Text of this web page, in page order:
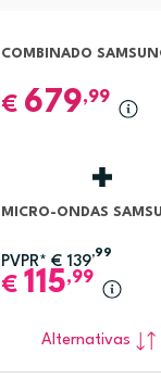
COMBINADO
€ 679,99
MICRO-ONDAS
PVPR* € 139
,99
€ 115,99
Alternativas